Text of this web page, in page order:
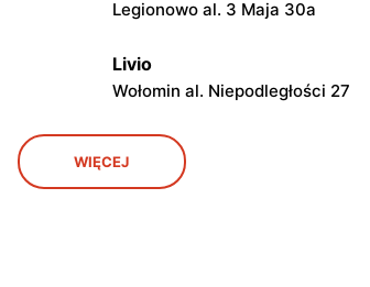
Legionowo al. 3 Maja 30a
Livio
Wołomin al. Niepodległości 27
Wołomin, ul. Szosa Jadowska 14B
WIĘCEJ